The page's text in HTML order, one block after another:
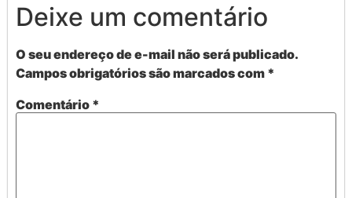
Deixe um comentário
O seu endereço de e-mail não será publicado.
Campos obrigatórios são marcados com *
Comentário *